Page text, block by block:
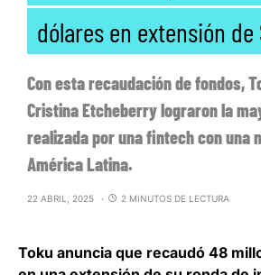
dólares en extensión de
Con esta recaudación de fondos,
Cristina Etcheberry lograron la
realizada por una fintech con una
América Latina.
22 ABRIL, 2025 2 MINUTOS DE LECTURA
Toku anuncia que recaudó 48